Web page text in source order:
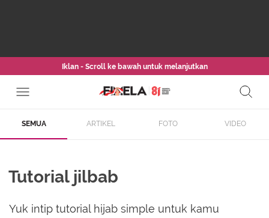
Iklan - Scroll ke bawah untuk melanjutkan
SEMUA ARTIKEL FOTO VIDEO
Tutorial jilbab
Yuk intip tutorial hijab simple untuk kamu